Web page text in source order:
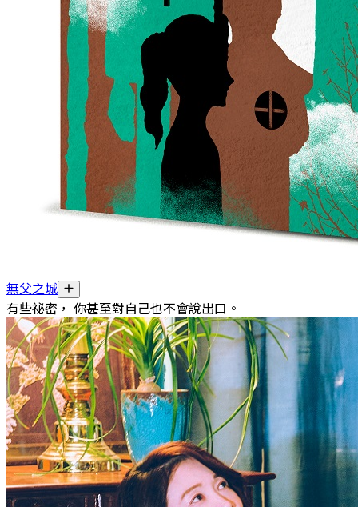
無父之城
有些祕密， 你甚至對自己也不會說出口。